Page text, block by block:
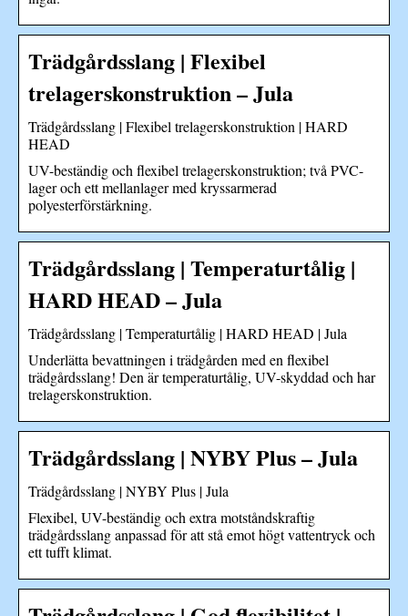
Trädgårdsslang | Flexibel
trelagerskonstruktion – Jula
Trädgårdsslang | Flexibel trelagerskonstruktion | HARD
HEAD
UV-beständig och flexibel trelagerskonstruktion; två PVC-
lager och ett mellanlager med kryssarmerad
polyesterförstärkning.
Trädgårdsslang | Temperaturtålig |
HARD HEAD – Jula
Trädgårdsslang | Temperaturtålig | HARD HEAD | Jula
Underlätta bevattningen i trädgården med en flexibel
trädgårdsslang! Den är temperaturtålig, UV-skyddad och har
trelagerskonstruktion.
Trädgårdsslang | NYBY Plus – Jula
Trädgårdsslang | NYBY Plus | Jula
Flexibel, UV-beständig och extra motståndskraftig
trädgårdsslang anpassad för att stå emot högt vattentryck och
ett tufft klimat.